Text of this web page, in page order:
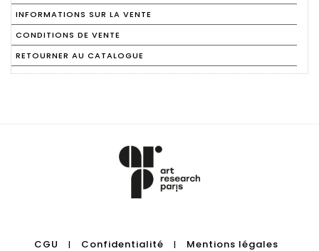
INFORMATIONS SUR LA VENTE
CONDITIONS DE VENTE
RETOURNER AU CATALOGUE
CGU | Confidentialité | Mentions légales